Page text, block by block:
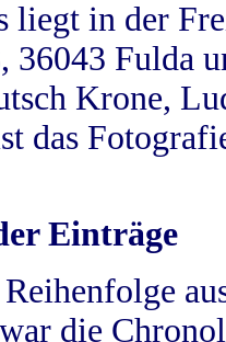
liegt in der
36043 Fulda
Krone,
das
Einträge
die